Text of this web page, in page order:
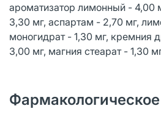
ароматизатор лимонный - 4,00
3,30 мг, аспартам - 2,70 мг,
моногидрат - 1,30 мг, кремния
3,00 мг, магния стеарат - 1,30